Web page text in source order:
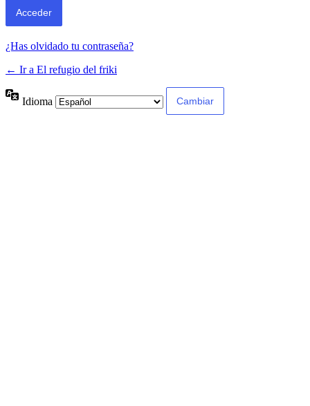
¿Has olvidado tu contraseña?
← Ir a El refugio del friki
Idioma